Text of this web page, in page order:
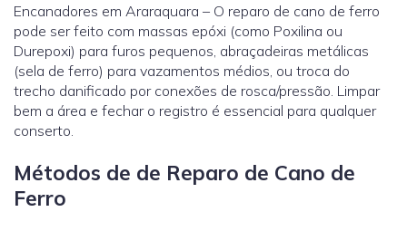
Encanadores em Araraquara – O reparo de cano de ferro
pode ser feito com massas epóxi (como Poxilina ou
Durepoxi) para furos pequenos, abraçadeiras metálicas
(sela de ferro) para vazamentos médios, ou troca do
trecho danificado por conexões de rosca/pressão. Limpar
bem a área e fechar o registro é essencial para qualquer
conserto.
Métodos de de Reparo de Cano de
Ferro